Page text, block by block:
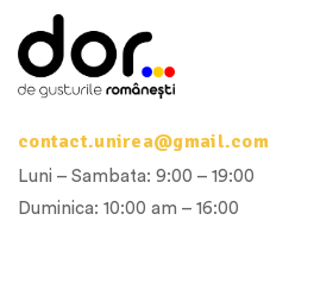
contact.unirea@gmail.com
Luni – Sambata: 9:00 – 19:00
Duminica: 10:00 am – 16:00